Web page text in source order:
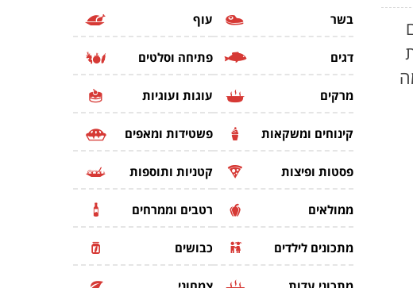
בשר עוף
דגים פתיחה וסלטים
מרקים עוגות ועוגיות
קינוחים ומשקאות פשטידות ומאפים
פסטות ופיצות קטניות ותוספות
ממולאים רטבים וממרחים
מתכונים לילדים כבושים